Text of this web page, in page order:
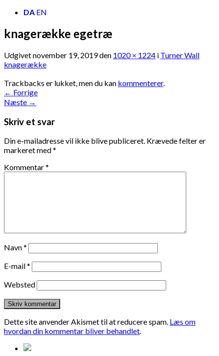
DA EN
knagerække egetræ
Udgivetnovember 19, 2019den 1020 × 1224 i Turner Wall
knagerække
Trackbacks er lukket, men du kan kommenterer.
← Forrige
Næste →
Skriv et svar
Din e-mailadresse vil ikke blive publiceret. Krævede felter er
markeret med*
Kommentar*
Navn*
E-mail*
Websted
Dette site anvender Akismet til at reducere spam. Læs om
hvordan din kommentar bliver behandlet.